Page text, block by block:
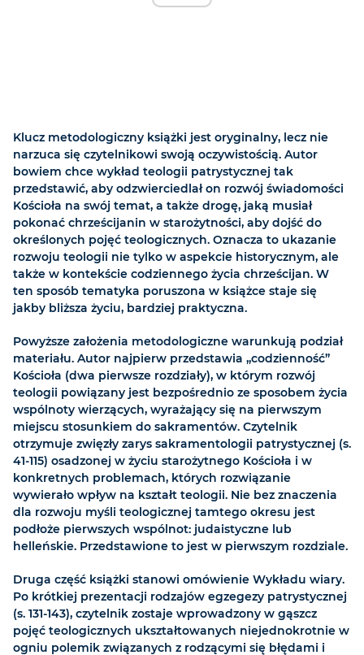
Klucz metodologiczny książki jest oryginalny, lecz nie
narzuca się czytelnikowi swoją oczywistością. Autor
bowiem chce wykład teologii patrystycznej tak
przedstawić, aby odzwierciedlał on rozwój świadomości
Kościoła na swój temat, a także drogę, jaką musiał
pokonać chrześcijanin w starożytności, aby dojść do
określonych pojęć teologicznych. Oznacza to ukazanie
rozwoju teologii nie tylko w aspekcie historycznym, ale
także w kontekście codziennego życia chrześcijan. W
ten sposób tematyka poruszona w książce staje się
jakby bliższa życiu, bardziej praktyczna.
Powyższe założenia metodologiczne warunkują podział
materiału. Autor najpierw przedstawia „codzienność”
Kościoła (dwa pierwsze rozdziały), w którym rozwój
teologii powiązany jest bezpośrednio ze sposobem życia
wspólnoty wierzących, wyrażający się na pierwszym
miejscu stosunkiem do sakramentów. Czytelnik
otrzymuje zwięzły zarys sakramentologii patrystycznej (s.
41-115) osadzonej w życiu starożytnego Kościoła i w
konkretnych problemach, których rozwiązanie
wywierało wpływ na kształt teologii. Nie bez znaczenia
dla rozwoju myśli teologicznej tamtego okresu jest
podłoże pierwszych wspólnot: judaistyczne lub
helleńskie. Przedstawione to jest w pierwszym rozdziale.
Druga część książki stanowi omówienie Wykładu wiary.
Po krótkiej prezentacji rodzajów egzegezy patrystycznej
(s. 131-143), czytelnik zostaje wprowadzony w gąszcz
pojęć teologicznych ukształtowanych niejednokrotnie w
ogniu polemik związanych z rodzącymi się błędami i